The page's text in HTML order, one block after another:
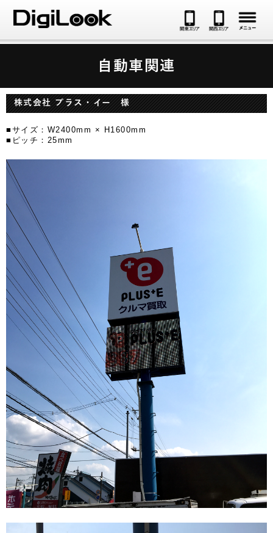
自動車関連
株式会社 プラス・イー 様
■サイズ：W2400mm × H1600mm
■ピッチ：25mm